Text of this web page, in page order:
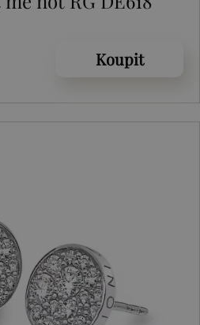
Koupit